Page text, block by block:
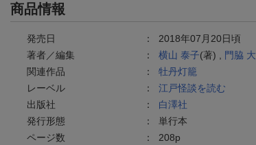
商品情報
発売日 ： 2018年07月20日頃
著者／編集
： 横山 泰子(著) , 門脇 大
関連作品
： 牡丹灯籠
レーベル
： 江戸怪談を読む
出版社
： 白澤社
発行形態
： 単行本
ページ数
： 208p